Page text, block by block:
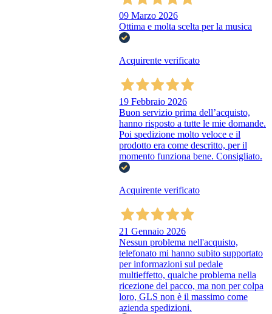
09 Marzo 2026
Ottima e molta scelta per la musica
Acquirente verificato
19 Febbraio 2026
Buon servizio prima dell’acquisto,
hanno risposto a tutte le mie domande.
Poi spedizione molto veloce e il
prodotto era come descritto, per il
momento funziona bene. Consigliato.
Acquirente verificato
21 Gennaio 2026
Nessun problema nell'acquisto,
telefonato mi hanno subito supportato
per informazioni sul pedale
multieffetto, qualche problema nella
ricezione del pacco, ma non per colpa
loro, GLS non è il massimo come
azienda spedizioni.